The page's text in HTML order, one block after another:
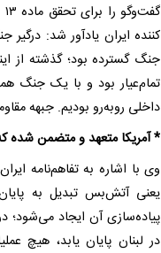
کننده ایران یادآور شد:
جنگ گسترده بود؛ گذشته از
تمام‌عیار بود و با یک جنگ
داخلی روبه‌رو بودیم. جبهه
* آمریکا متعهد و متضمن شده
وی با اشاره به تفاهم‌نامه
یعنی آتش‌بس تبدیل به
پیاده‌سازی آن ایجاد می‌شود؛
در لبنان پایان یابد، هیچ